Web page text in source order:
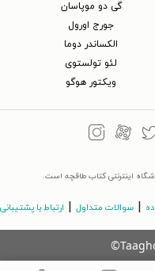
گی دو موپاسان
جورج اورول
الکساندر دوما
لئو تولستوی
ویکتور هوگو
اینترنتی کتاب طاقچه است.
| سوالات متداول | ارتباط با پشتیبانی